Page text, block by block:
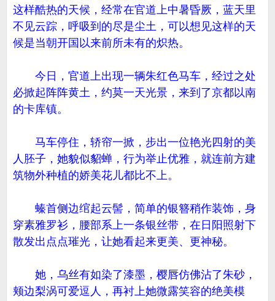
这样酷热的天候，经常在官道上中暑昏厥，蓝天里
不见云踪，呼吸到的尽是尘土，可以想见这样的天
候是当朝开国以来前所未有的炽热。
今日，官道上出现一辆朱红色马车，经过之处
必掀起阵阵黄土，约莫一天光景，来到了京都以南
的卡库镇。
马车停住，轿帘一掀，步出一位艳光四射的美
人胚子，她貌似貂蝉，行为举止优雅，就连前方建
筑物外种植的娇美花儿都比不上。
螓首侧边绾起云髻，简单的银簪稍作装饰，身
穿素雅罗衫，腰部系上一条银丝带，在日阳照射下
散发出点点璀光，让她看起来更美、更神秘。
她，乌丝有如染了漆墨，樱唇仿佛沾了朱砂，
颊边梨涡可爱逗人，再衬上她微露笑容的绝美模